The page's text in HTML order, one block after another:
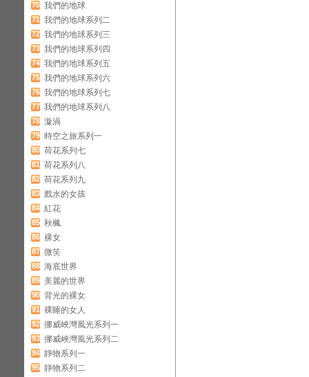
70 我們的地球
71 我們的地球系列二
72 我們的地球系列三
73 我們的地球系列四
74 我們的地球系列五
75 我們的地球系列六
76 我們的地球系列七
77 我們的地球系列八
78 漩渦
79 時空之旅系列一
80 荷花系列七
81 荷花系列八
82 荷花系列九
83 戲水的女孩
84 紅花
85 秋楓
86 裸女
87 微笑
88 海底世界
89 美麗的世界
90 背光的裸女
91 裸睡的女人
92 挪威峽灣風光系列一
93 挪威峽灣風光系列二
94 靜物系列一
95 靜物系列二